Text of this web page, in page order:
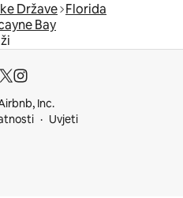
Države Florida
Bay
Inc.
Uvjeti